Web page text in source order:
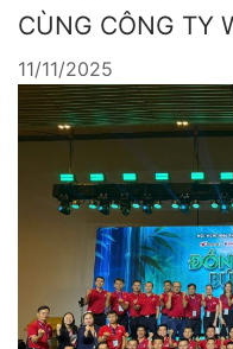
CÙNG CÔNG TY
11/11/2025